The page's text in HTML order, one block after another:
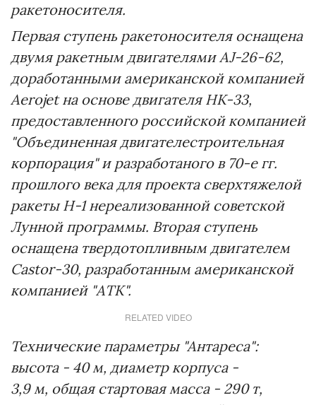
ракетоносителя.
Первая ступень ракетоносителя оснащена
двумя ракетным двигателями AJ-26-62,
доработанными американской компанией
Aerojet на основе двигателя НК-33,
предоставленного российской компанией
"Объединенная двигателестроительная
корпорация" и разработаного в 70-е гг.
прошлого века для проекта сверхтяжелой
ракеты Н-1 нереализованной советской
Лунной программы. Вторая ступень
оснащена твердотопливным двигателем
Castor-30, разработанным американской
компанией "ATK".
RELATED VIDEO
Технические параметры "Антареса":
высота - 40 м, диаметр корпуса -
3,9 м, общая стартовая масса - 290 т,